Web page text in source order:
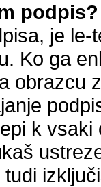
podpis?
je
Ko ga
obrazcu
k